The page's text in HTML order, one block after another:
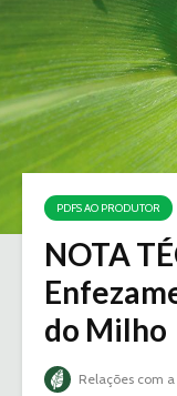
PDFS AO PRODUTOR
NOTA
do Milho
Relações com